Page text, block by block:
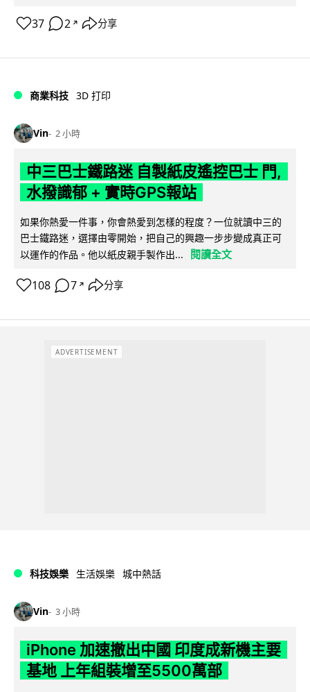
37 2 ↗ 分享
商業科技 3D 打印
Vin 2 小時
中三巴士鐵路迷 自製紙皮遙控巴士 門,
水撥識郁 + 實時GPS報站
如果你熱愛一件事，你會熱愛到怎樣的程度？一位就讀中三的
巴士鐵路迷，選擇由零開始，把自己的興趣一步步變成真正可
以運作的作品。他以紙皮親手製作出...
閱讀全文
108 7 ↗ 分享
ADVERTISEMENT
科技娛樂 生活娛樂 城中熱話
Vin 3 小時
iPhone 加速撤出中國 印度成新機主要
基地 上年組裝增至5500萬部